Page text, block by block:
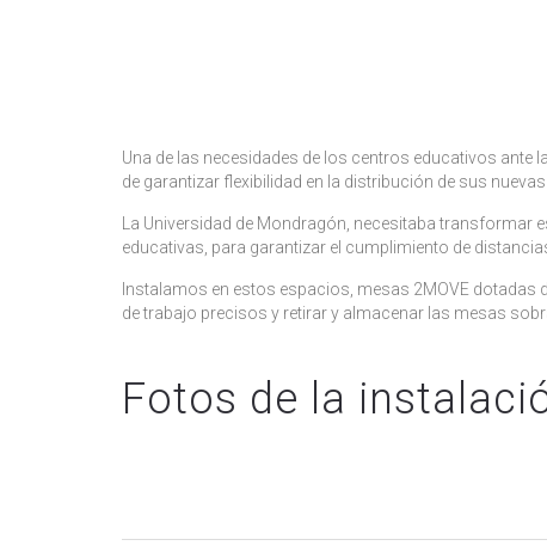
Una de las necesidades de los centros educativos ante
de garantizar flexibilidad en la distribución de sus
La Universidad de Mondragón, necesitaba
educativas, para garantizar el cumplimiento de
Instalamos en estos espacios, mesas 2MOVE dotadas
de trabajo precisos y retirar y almacenar las mesas
Fotos de la